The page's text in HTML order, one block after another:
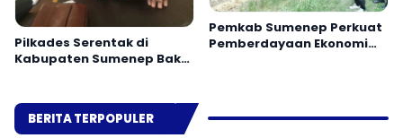
Pilkades Serentak di
Kabupaten Sumenep Bakal
Pemkab Sumenep Perkuat
Pemberdayaan Ekonomi
BERITA TERPOPULER